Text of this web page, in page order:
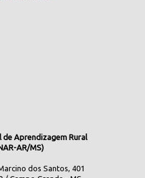
de Aprendizagem Rural
AR/MS)
dos Santos, 401